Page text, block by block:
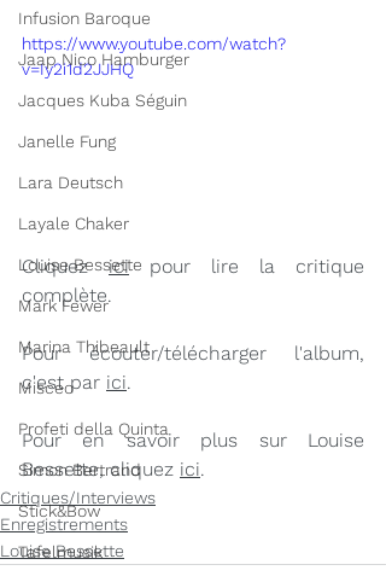
Infusion Baroque
Jaap Nico Hamburger
Jacques Kuba Séguin
Janelle Fung
Lara Deutsch
Layale Chaker
Louise Bessette
Mark Fewer
Marina Thibeault
Misceo
Profeti della Quinta
Simon Bertrand
Stick&Bow
Tafelmusik
https://www.youtube.com/watch?
v=Iy2i1d2JJHQ
Cliquez ici pour lire la critique
complète.
Pour écouter/télécharger l'album,
c'est par ici.
Pour en savoir plus sur Louise
Bessette, cliquez ici.
Critiques/Interviews
Enregistrements
Louise Bessette